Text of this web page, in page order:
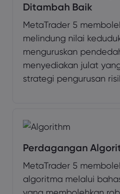
Ditambah Baik
MetaTrader 5
melindung nilai
menguruskan
menyediakan julat
strategi pengurusan
Perdagangan
MetaTrader 5
algoritma melalui